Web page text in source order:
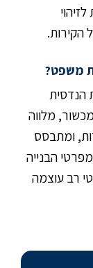
הקירות.
משפט?
הנדסית
מלווה
ומתבסס
הבנייה
רב עוצמה